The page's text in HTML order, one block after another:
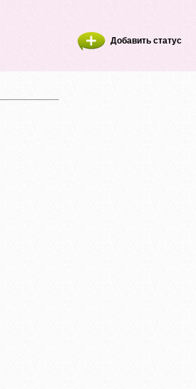
Добавить статус